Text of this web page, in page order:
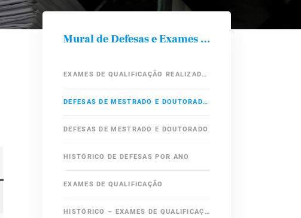
Mural de Defesas e Exames de Qualificação
EXAMES DE QUALIFICAÇÃO REALIZADOS EM 2019
DEFESAS DE MESTRADO E DOUTORADO – 2019
DEFESAS DE MESTRADO E DOUTORADO
HISTÓRICO DE DEFESAS POR ANO
EXAMES DE QUALIFICAÇÃO
HISTÓRICO – EXAMES DE QUALIFICAÇÃO REALIZADOS EM ANOS ANTERIORES